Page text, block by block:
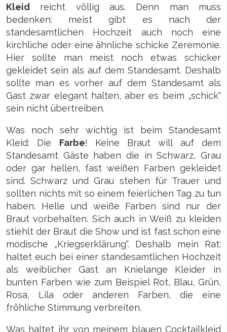
Kleid reicht völlig aus. Denn man muss
bedenken: meist gibt es nach der
standesamtlichen Hochzeit auch noch eine
kirchliche oder eine ähnliche schicke Zeremonie.
Hier sollte man meist noch etwas schicker
gekleidet sein als auf dem Standesamt. Deshalb
sollte man es vorher auf dem Standesamt als
Gast zwar elegant halten, aber es beim „schick“
sein nicht übertreiben.
Was noch sehr wichtig ist beim Standesamt
Kleid: Die Farbe! Keine Braut will auf dem
Standesamt Gäste haben die in Schwarz, Grau
oder gar hellen, fast weißen Farben gekleidet
sind. Schwarz und Grau stehen für Trauer und
sollten nichts mit so einem feierlichen Tag zu tun
haben. Helle und weiße Farben sind nur der
Braut vorbehalten. Sich auch in Weiß zu kleiden
stiehlt der Braut die Show und ist fast schon eine
modische „Kriegserklärung“. Deshalb mein Rat:
haltet euch bei einer standesamtlichen Hochzeit
als weiblicher Gast an Knielange Kleider in
bunten Farben wie zum Beispiel Rot, Blau, Grün,
Rosa, Lila oder anderen Farben, die eine
fröhliche Stimmung verbreiten.
Was haltet ihr von meinem blauen Cocktailkleid